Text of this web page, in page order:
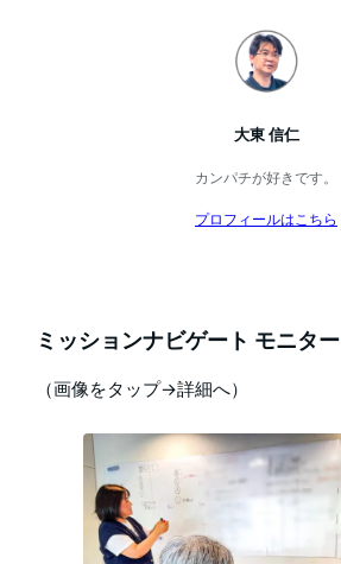
大東 信仁
カンパチが好きです。
プロフィールはこちら
ミッションナビゲート モニター
（画像をタップ→詳細へ）